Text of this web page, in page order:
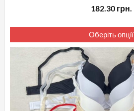
182.30 грн.
Оберіть опції